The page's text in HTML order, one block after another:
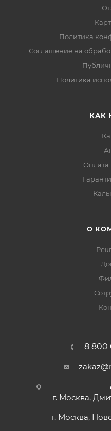
Политика
Соглашение на
Политика
КАК
Оплата
О
8 800
г. Москва,
г. Москва,